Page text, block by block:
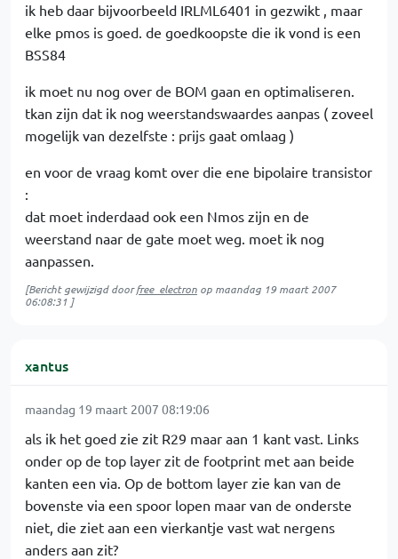
ik heb daar bijvoorbeeld IRLML6401 in gezwikt , maar
elke pmos is goed. de goedkoopste die ik vond is een
BSS84
ik moet nu nog over de BOM gaan en optimaliseren.
tkan zijn dat ik nog weerstandswaardes aanpas ( zoveel
mogelijk van dezelfste : prijs gaat omlaag )
en voor de vraag komt over die ene bipolaire transistor
:
dat moet inderdaad ook een Nmos zijn en de
weerstand naar de gate moet weg. moet ik nog
aanpassen.
[Bericht gewijzigd doorfree_electron op maandag 19 maart 2007
06:08:31 ]
xantus
maandag 19 maart 2007 08:19:06
als ik het goed zie zit R29 maar aan 1 kant vast. Links
onder op de top layer zit de footprint met aan beide
kanten een via. Op de bottom layer zie kan van de
bovenste via een spoor lopen maar van de onderste
niet, die ziet aan een vierkantje vast wat nergens
anders aan zit?